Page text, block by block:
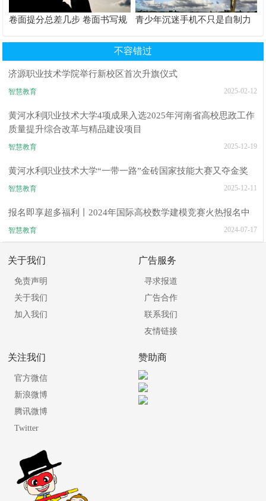
卷面提分总差几步 卷面书写规
青少年沉迷手机不只是自制力
根源
不容错过
济源职业技术学院举行新校区首次升旗仪式
智慧教育 2025-02-12
黄河水利职业技术大学4项成果入选2025年河南省高校思政工作
质量提升综合改革与精品建设项目
智慧教育 2025-12-19
黄河水利职业技术大学“一带一路”金砖国家技能大赛又夺金奖
智慧教育 2025-12-11
报名即享超多福利丨2024年国际高校数学建模竞赛火热报名中
智慧教育 2024-07-17
关于我们
免责声明
关于我们
加入我们
广告服务
寻求报道
广告合作
联系我们
友情链接
关注我们
官方微信
新浪微博
腾讯微博
Twitter
赞助商